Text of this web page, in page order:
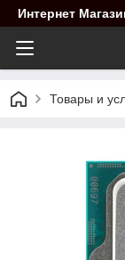
Интернет
Товары и